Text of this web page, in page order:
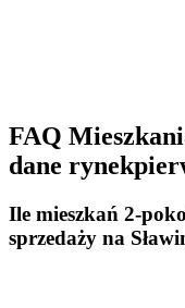
FAQ
dane
Ile mieszkań 2-
sprzedaży na